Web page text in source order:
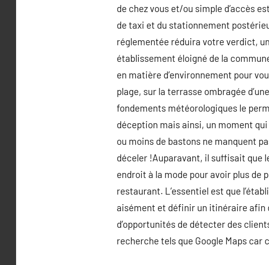
de chez vous et/ou simple d’accès
de taxi et du stationnement
réglementée réduira votre verdict,
établissement éloigné de la
en matière d’environnement pour
plage, sur la terrasse ombragée
fondements météorologiques le
déception mais ainsi, un moment
ou moins de bastons ne manquent
déceler !Auparavant, il suffisait que
endroit à la mode pour avoir plus de
restaurant. L’essentiel est que
aisément et définir un itinéraire afin
d’opportunités de détecter des
recherche tels que Google Maps car